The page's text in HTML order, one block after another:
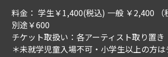
料金： 学生￥1,400(税込) 一般 ￥2,400 （
別途￥600
チケット取扱い：各アーティスト取り置き
＊未就学児童入場不可・小学生以上の方